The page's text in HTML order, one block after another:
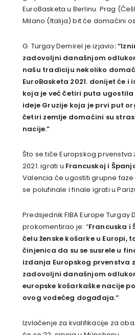
EuroBasketa u Berlinu. Prag
Milano (Italija) bit će domaćini
G. Turgay Demirel je izjavio:
zadovoljni današnjom
našu tradiciju nekoliko
EuroBasketa 2021. donijet će i
koja je već četiri puta ugostila
ideje Gruzije koja je prvi put
četiri zemlje domaćini su
nacije.”
Što se tiče Europskog prvenstva
2021. igrati u Francuskoj i
Valencia će ugostiti grupne
se polufinale i finale igrati u
Predsjednik FIBA Europe Turgay
prokomentirao je: “Francuska i
čelu ženske košarke u Europi,
činjenica da su se susrele u
izdanja Europskog prvenstva
zadovoljni današnjom
europske košarkaške nacije
ovog vodećeg događaja.”
Izvlačenje za kvalifikacije za